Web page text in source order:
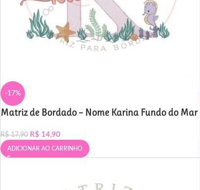
-17%
Matriz de Bordado – Nome Karina Fundo do Mar
R$17,90 R$ 14,90
ADICIONAR AO CARRINHO